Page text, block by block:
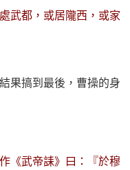
武都，或居隴西，或家
果搞到最後，曹操的身
《武帝誄》曰：『於穆